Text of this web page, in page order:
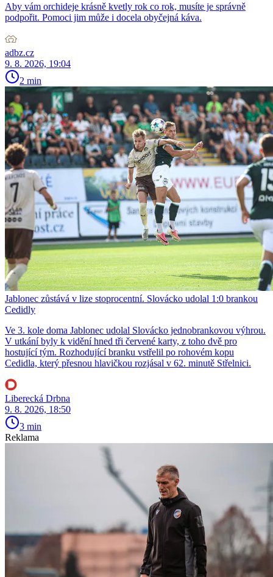
Aby vám orchideje krásně kvetly rok co rok, musíte je správně
podpořit. Pomoci jim může i docela obyčejná káva.
adbz.cz
9. 8. 2026, 19:04
2 min
Jablonec zůstává v lize stoprocentní. Slovácko udolal 1:0 brankou
Cedidly
Ve 3. kole doma Jablonec udolal Slovácko jednobrankovou výhrou.
V utkání byly k vidění hned tři červené karty, z toho dvě pro
hostující tým. Rozhodující branku vstřelil po rohovém kopu
Cedidla, který přesnou hlavičkou rozjásal v 62. minutě Střelnici.
Liberecká Drbna
9. 8. 2026, 18:50
3 min
Reklama